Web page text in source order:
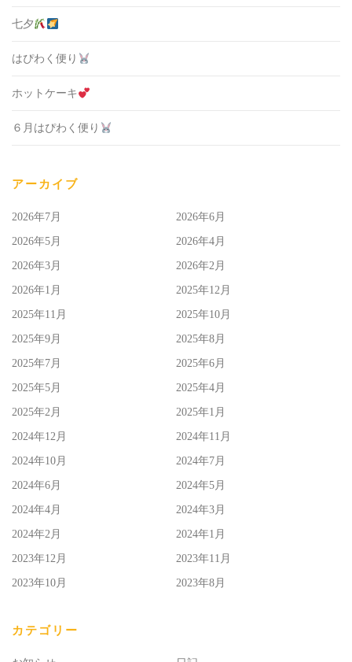
七夕
はぴわく便り
ホットケーキ
６月はぴわく便り
アーカイブ
2026年7月 2026年6月
2026年5月 2026年4月
2026年3月 2026年2月
2026年1月 2025年12月
2025年11月 2025年10月
2025年9月 2025年8月
2025年7月 2025年6月
2025年5月 2025年4月
2025年2月 2025年1月
2024年12月 2024年11月
2024年10月 2024年7月
2024年6月 2024年5月
2024年4月 2024年3月
2024年2月 2024年1月
2023年12月 2023年11月
2023年10月 2023年8月
カテゴリー